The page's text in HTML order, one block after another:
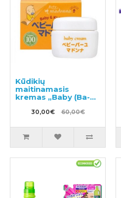
Kūdikių
maitinamasis
kremas „Baby (Ba-
30,00€ 60,00€